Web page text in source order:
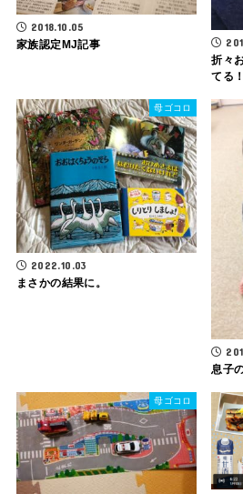
2018.10.05
家族認定MJ記事
折々
てる！
母ゴコロ
2022.10.03
まさかの結果に。
息子
母ゴコロ